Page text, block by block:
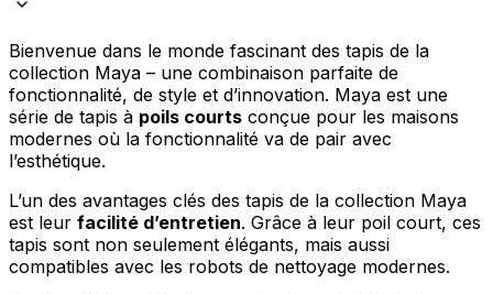
Bienvenue dans le monde fascinant des tapis de la
collection Maya – une combinaison parfaite de
fonctionnalité, de style et d’innovation. Maya est une
série de tapis à poils courts conçue pour les maisons
modernes où la fonctionnalité va de pair avec
l’esthétique.
L’un des avantages clés des tapis de la collection Maya
est leur facilité d’entretien. Grâce à leur poil court, ces
tapis sont non seulement élégants, mais aussi
compatibles avec les robots de nettoyage modernes.